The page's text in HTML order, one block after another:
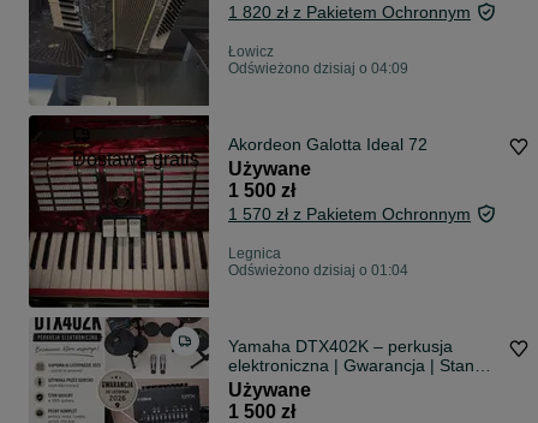
1 820 zł z Pakietem Ochronnym
Łowicz
Odświeżono dzisiaj o 04:09
Dostawa gratis
Akordeon Galotta Ideal 72
Używane
1 500 zł
1 570 zł z Pakietem Ochronnym
Legnica
Odświeżono dzisiaj o 01:04
Yamaha DTX402K – perkusja
elektroniczna | Gwarancja | Stan
idealn
Używane
1 500 zł